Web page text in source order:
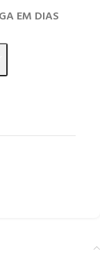
EM DIAS